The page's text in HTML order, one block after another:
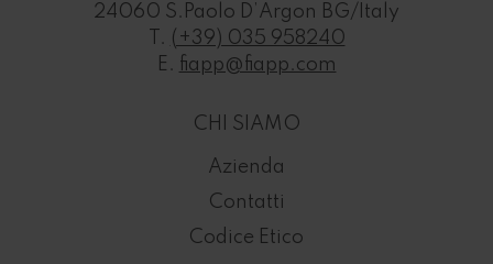
24060 S.Paolo D’Argon BG/Italy
T. (+39) 035 958240
E. fiapp@fiapp.com
CHI SIAMO
Azienda
Contatti
Codice Etico